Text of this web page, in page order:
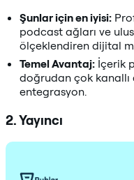
Şunlar için en iyisi:
podcast ağları ve
ölçeklendiren dijital
Temel Avantaj: İçerik
doğrudan çok kanallı
entegrasyon.
2. Yayıncı